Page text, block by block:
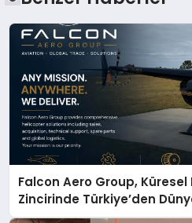
Falcon Aero Group, Küresel
Zincirinde Türkiye’den